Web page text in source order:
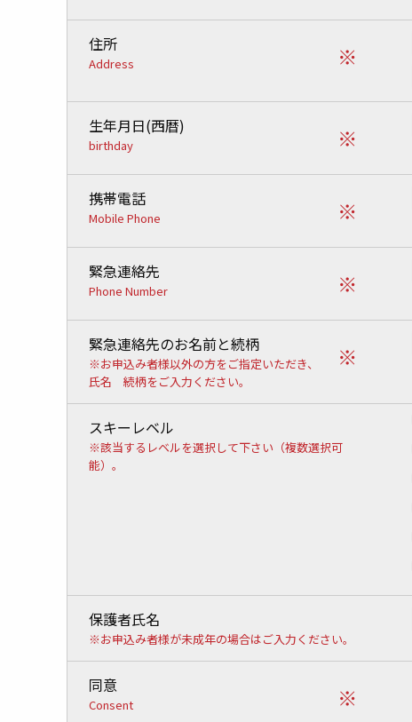
※
住所
Address
※
生年月日(西暦)
birthday
※
携帯電話
Mobile Phone
※
緊急連絡先
Phone Number
※
緊急連絡先のお名前と続柄
※お申込み者様以外の方をご指定いただき、
氏名 続柄をご入力ください。
スキーレベル
※該当するレベルを選択して下さい（複数選択可
能）。
保護者氏名
※お申込み者様が未成年の場合はご入力ください。
※
同意
Consent